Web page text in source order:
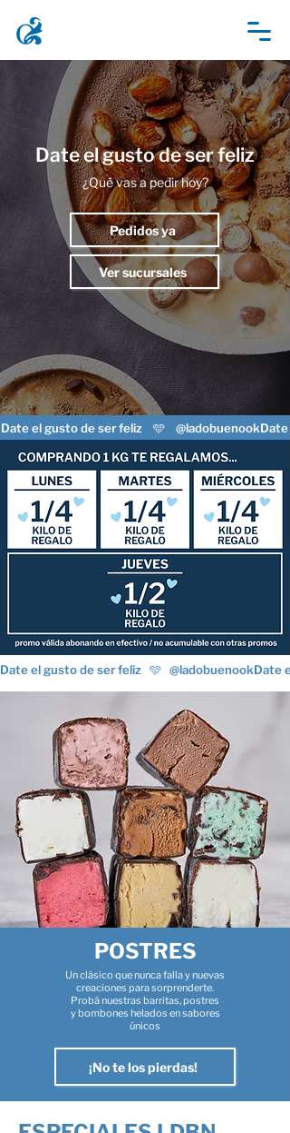
Date el gusto de ser feliz
¿Qué vas a pedir hoy?
Pedidos ya
Ver sucursales
Date el gusto de ser feliz    🩵    @ladobuenook
Date el gusto de ser feliz   🩵   @ladobuenook
POSTRES
Un clásico que nunca falla ynuevas
creaciones para sorprenderte.
Probá nuestras barritas, postres
y bombones helados en sabores
únicos
¡No te los pierdas!